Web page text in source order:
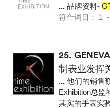
... 品牌资料-
符合词目： 1
25.
制表业发挥
... 他们的销售
Exhibition总监
其实的手表实